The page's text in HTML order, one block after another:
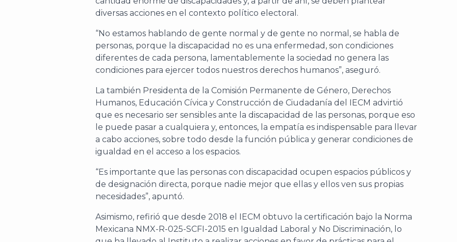
diversas acciones en el contexto político electoral.
“No estamos hablando de gente normal y de gente no normal, se habla de
personas, porque la discapacidad no es una enfermedad, son condiciones
diferentes de cada persona, lamentablemente la sociedad no genera las
condiciones para ejercer todos nuestros derechos humanos”, aseguró.
La también Presidenta de la Comisión Permanente de Género, Derechos
Humanos, Educación Cívica y Construcción de Ciudadanía del IECM advirtió
que es necesario ser sensibles ante la discapacidad de las personas, porque eso
le puede pasar a cualquiera y, entonces, la empatía es indispensable para llevar
a cabo acciones, sobre todo desde la función pública y generar condiciones de
igualdad en el acceso a los espacios.
“Es importante que las personas con discapacidad ocupen espacios públicos y
de designación directa, porque nadie mejor que ellas y ellos ven sus propias
necesidades”, apuntó.
Asimismo, refirió que desde 2018 el IECM obtuvo la certificación bajo la Norma
Mexicana NMX-R-025-SCFI-2015 en Igualdad Laboral y No Discriminación, lo